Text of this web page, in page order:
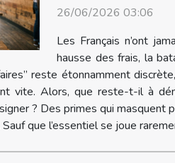
26/06/2026 03:06
Les Français n’ont
hausse des frais, la
reste étonnamment
vite. Alors, que reste-t-il à
? Des primes qui masquent
que l’essentiel se joue